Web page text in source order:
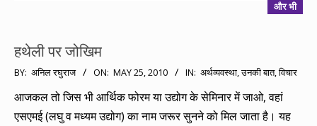
और भी
हथेली पर जोखिम
2010-
BY: अनिल रघुराज ON: MAY 25, 2010 IN: अर्थव्यवस्था,उनकी बात,विचार
आजकल तो जिस भी आर्थिक फोरम या उद्योग के सेमिनार में जाओ, वहां
एसएमई (लघु व मध्यम उद्योग) का नाम जरूर सुनने को मिल जाता है। यह